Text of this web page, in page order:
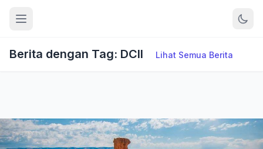
Berita dengan Tag: DCII Lihat Semua Berita